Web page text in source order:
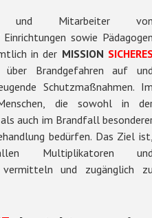
und Mitarbeiter von
sowie Pädagogen
in der MISSION
Brandgefahren auf und
Schutzmaßnahmen. Im
die sowohl in
auch im Brandfall
bedürfen. Das Ziel ist,
Multiplikatoren und
und zugänglich zu